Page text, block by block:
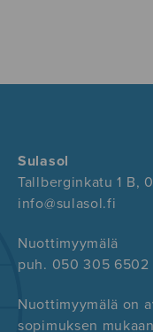
Sulasol
Tallberginkatu 1 B,
info@sulasol.fi
Nuottimyymälä
puh. 050 305 6502
Nuottimyymälä on
sopimuksen